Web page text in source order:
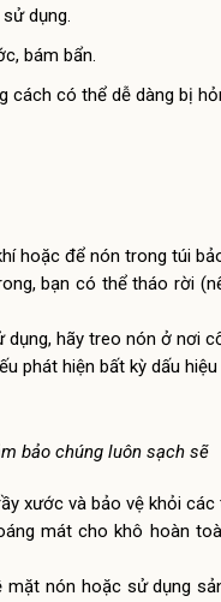
dụng.
bám bẩn.
có thể dễ dàng bị
hoặc để nón trong túi
bạn có thể tháo rời
hãy treo nón ở nơi
phát hiện bất kỳ dấu
bảo chúng luôn sạch sẽ
xước và bảo vệ khỏi
mát cho khô hoàn
nón hoặc sử dụng